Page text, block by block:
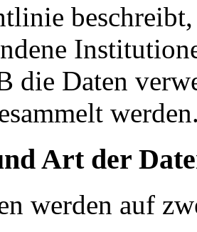
die Daten
Art der
werden auf